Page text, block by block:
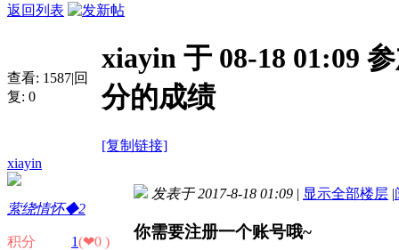
返回列表
查看: 1587|回
复: 0
xiayin 于 08-18 01:09
分的成绩
[复制链接]
xiayin
萦绕情怀◆2
积分 1(❤0 )
发表于 2017-8-18 01:09 | 显示全部楼层 |
你需要注册一个账号哦~